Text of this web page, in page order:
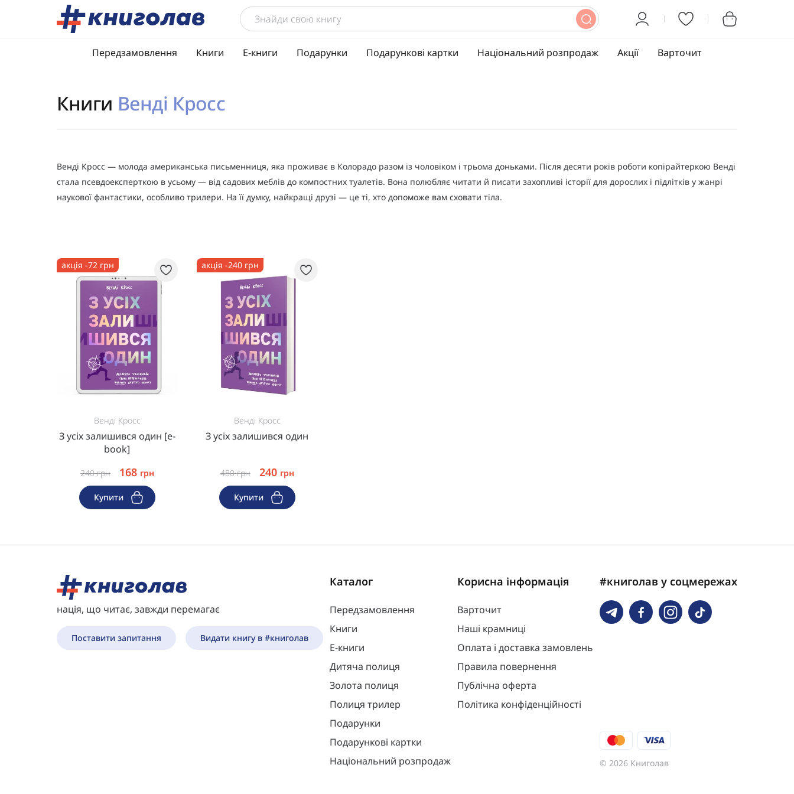
Передзамовлення Книги Е-книги Подарунки Подарункові картки Національний розпродаж Акції Варточит
Книги Венді Кросс
Венді Кросс — молода американська письменниця, яка проживає в Колорадо разом із чоловіком і трьома доньками. Після десяти років роботи копірайтеркою Венді
стала псевдоексперткою в усьому — від садових меблів до компостних туалетів. Вона полюбляє читати й писати захопливі історії для дорослих і підлітків у жанрі
наукової фантастики, особливо трилери. На її думку, найкращі друзі — це ті, хто допоможе вам сховати тіла.
акція -72 грн
Венді Кросс
З усіх залишився один [e-
book]
240грн 168 грн
Купити
акція -240 грн
Венді Кросс
З усіх залишився один
480грн 240 грн
Купити
нація, що читає, завжди перемагає
Поставити запитання Видати книгу в #книголав
Каталог
Передзамовлення
Книги
Е-книги
Дитяча полиця
Золота полиця
Полиця трилер
Подарунки
Подарункові картки
Національний розпродаж
Корисна інформація
Варточит
Наші крамниці
Оплата і доставка замовлень
Правила повернення
Публічна оферта
Політика конфіденційності
#книголав у соцмережах
© 2026 Книголав